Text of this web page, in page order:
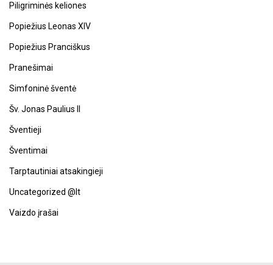
Piligriminės keliones
Popiežius Leonas XIV
Popiežius Pranciškus
Pranešimai
Simfoninė šventė
Šv. Jonas Paulius II
Šventieji
Šventimai
Tarptautiniai atsakingieji
Uncategorized @lt
Vaizdo įrašai